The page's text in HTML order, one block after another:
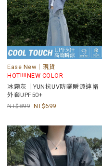
Ease New｜現貨
HOTᵎᵎᵎᵎNEW COLOR
冰霧灰｜YUN抗UV防曬瞬涼連帽
外套UPF50+
899
699